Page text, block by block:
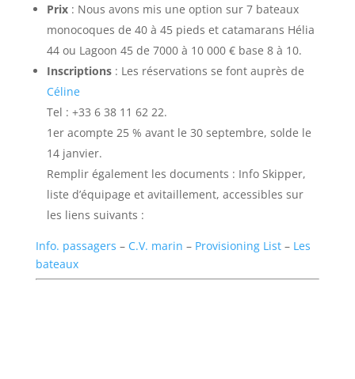
Prix: Nous avons mis une option sur 7 bateaux
monocoques de 40 à 45 pieds et catamarans Hélia
44 ou Lagoon 45 de 7000 à 10 000 € base 8 à 10.
Inscriptions: Les réservations se font auprès de
Céline
Tel : +33 6 38 11 62 22.
1er acompte 25 % avant le 30 septembre, solde le
14 janvier.
Remplir également les documents : Info Skipper,
liste d’équipage et avitaillement, accessibles sur
les liens suivants :
Info. passagers – C.V. marin – Provisioning List– Les
bateaux